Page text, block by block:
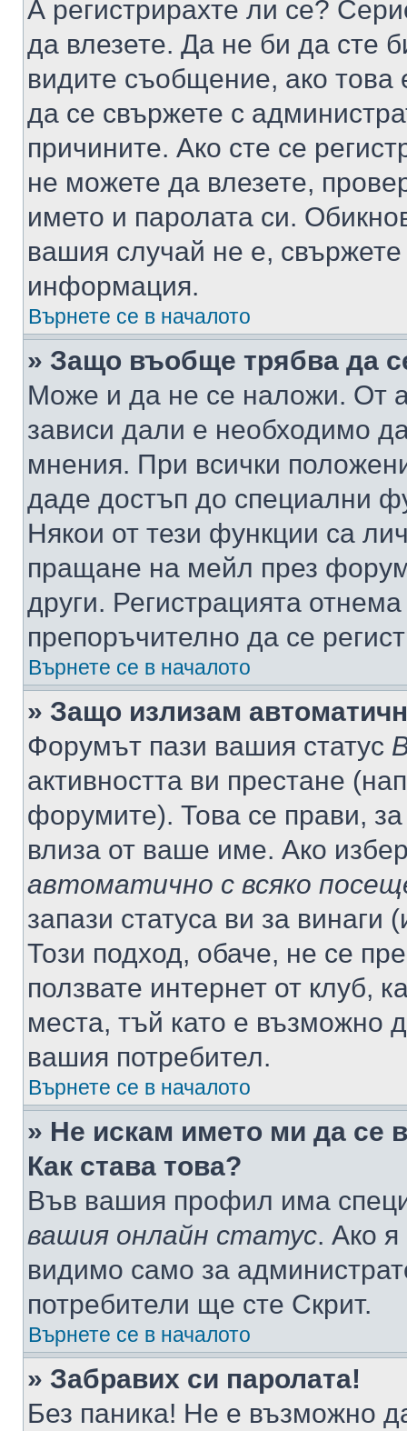
А регистрирахте ли се?
да влезете. Да не би да сте
видите съобщение, ако това
да се свържете с
причините. Ако сте се
не можете да влезете,
името и паролата си.
вашия случай не е,
информация.
Върнете се в началото
» Защо въобще трябва да
Може и да не се наложи. От
зависи дали е необходимо
мнения. При всички
даде достъп до специални
Някои от тези функции са
пращане на мейл през
други. Регистрацията
препоръчително да се
Върнете се в началото
» Защо излизам
Форумът пази вашия статус
активността ви престане
форумите). Това се прави,
влиза от ваше име. Ако
автоматично с всяко
запази статуса ви за винаги
Този подход, обаче, не се
ползвате интернет от клуб,
места, тъй като е възможно
вашия потребител.
Върнете се в началото
» Не искам името ми да се
Как става това?
Във вашия профил има
вашия онлайн статус. Ако
видимо само за
потребители ще сте Скрит.
Върнете се в началото
» Забравих си паролата!
Без паника! Не е възможно